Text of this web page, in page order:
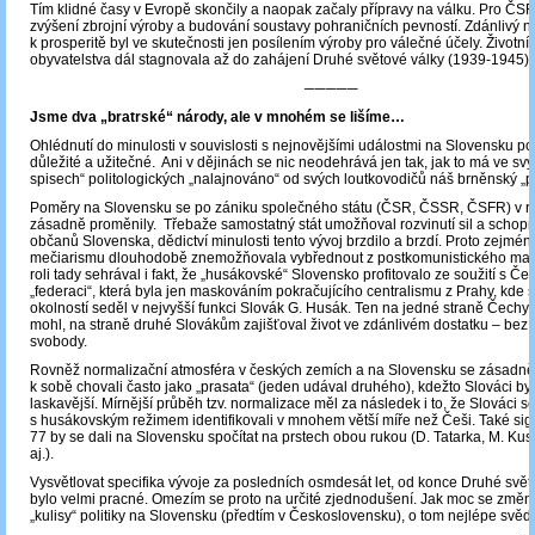
Tím klidné časy v Evropě skončily a naopak začaly přípravy na válku. Pro
zvýšení zbrojní výroby a budování soustavy pohraničních pevností. Zdánlivý
k prosperitě byl ve skutečnosti jen posílením výroby pro válečné účely. Životní
obyvatelstva dál stagnovala až do zahájení Druhé světové války (1939-1945).
─────
Jsme dva „bratrské“ národy, ale v mnohém se lišíme…
Ohlédnutí do minulosti v souvislosti s nejnovějšími událostmi na Slovensku
důležité a užitečné. Ani v dějinách se nic neodehrává jen tak, jak to má ve
spisech“ politologických „nalajnováno“ od svých loutkovodičů náš brněnský
Poměry na Slovensku se po zániku společného státu (ČSR, ČSSR, ČSFR) v
zásadně proměnily. Třebaže samostatný stát umožňoval rozvinutí sil a
občanů Slovenska, dědictví minulosti tento vývoj brzdilo a brzdí. Proto
mečiarismu dlouhodobě znemožňovala vybřednout z postkomunistického
roli tady sehrával i fakt, že „husákovské“ Slovensko profitovalo ze soužití s
„federaci“, která byla jen maskováním pokračujícího centralismu z Prahy, kde
okolností seděl v nejvyšší funkci Slovák G. Husák. Ten na jedné straně Čechy
mohl, na straně druhé Slovákům zajišťoval život ve zdánlivém dostatku – bez
svobody.
Rovněž normalizační atmosféra v českých zemích a na Slovensku se
k sobě chovali často jako „prasata“ (jeden udával druhého), kdežto Slováci
laskavější. Mírnější průběh tzv. normalizace měl za následek i to, že Slováci se
s husákovským režimem identifikovali v mnohem větší míře než Češi. Také
77 by se dali na Slovensku spočítat na prstech obou rukou (D. Tatarka, M.
aj.).
Vysvětlovat specifika vývoje za posledních osmdesát let, od konce Druhé
bylo velmi pracné. Omezím se proto na určité zjednodušení. Jak moc se
„kulisy“ politiky na Slovensku (předtím v Československu), o tom nejlépe